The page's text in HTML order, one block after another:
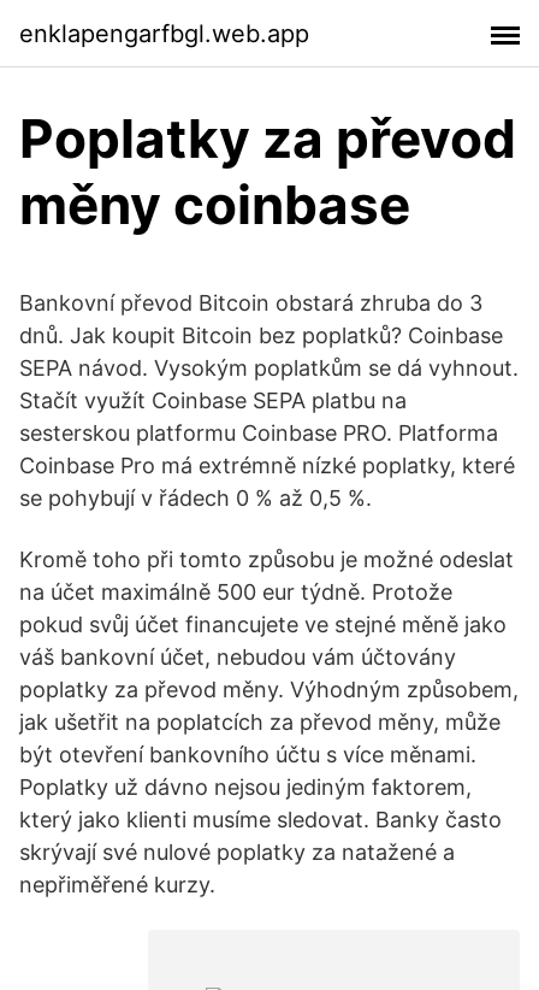
enklapengarfbgl.web.app
Poplatky za převod
měny coinbase
Bankovní převod Bitcoin obstará zhruba do 3
dnů. Jak koupit Bitcoin bez poplatků? Coinbase
SEPA návod. Vysokým poplatkům se dá vyhnout.
Stačít využít Coinbase SEPA platbu na
sesterskou platformu Coinbase PRO. Platforma
Coinbase Pro má extrémně nízké poplatky, které
se pohybují v řádech 0 % až 0,5 %.
Kromě toho při tomto způsobu je možné odeslat
na účet maximálně 500 eur týdně. Protože
pokud svůj účet financujete ve stejné měně jako
váš bankovní účet, nebudou vám účtovány
poplatky za převod měny. Výhodným způsobem,
jak ušetřit na poplatcích za převod měny, může
být otevření bankovního účtu s více měnami.
Poplatky už dávno nejsou jediným faktorem,
který jako klienti musíme sledovat. Banky často
skrývají své nulové poplatky za natažené a
nepřiměřené kurzy.